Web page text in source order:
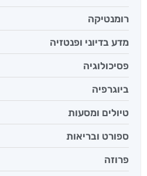
רומנטיקה
מדע בדיוני ופנטזיה
פסיכולוגיה
ביוגרפיה
טיולים ומסעות
ספורט ובריאות
פרוזה